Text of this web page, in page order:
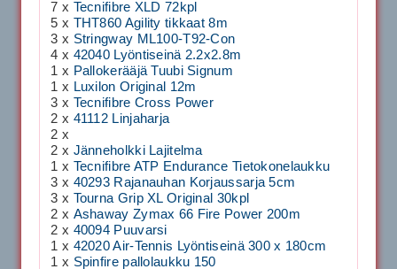
7 x Tecnifibre XLD 72kpl
5 x THT860 Agility tikkaat 8m
3 x Stringway ML100-T92-Con
4 x 42040 Lyöntiseinä 2.2x2.8m
1 x Pallokerääjä Tuubi Signum
1 x Luxilon Original 12m
3 x Tecnifibre Cross Power
2 x 41112 Linjaharja
2 x
2 x Jänneholkki Lajitelma
1 x Tecnifibre ATP Endurance Tietokonelaukku
3 x 40293 Rajanauhan Korjaussarja 5cm
3 x Tourna Grip XL Original 30kpl
2 x Ashaway Zymax 66 Fire Power 200m
2 x 40094 Puuvarsi
1 x 42020 Air-Tennis Lyöntiseinä 300 x 180cm
1 x Spinfire pallolaukku 150